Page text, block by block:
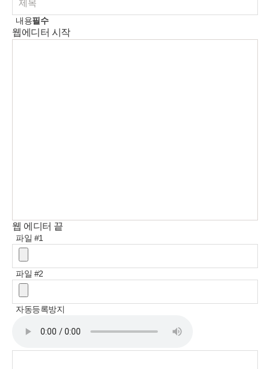
내용필수
웹에디터 시작
웹 에디터 끝
파일 #1
파일 #2
자동등록방지